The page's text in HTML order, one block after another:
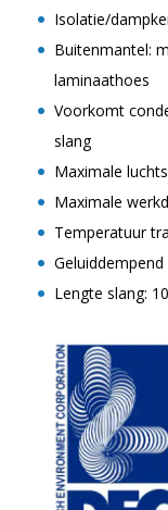
Isolatie/
Buitenmantel:
laminaathoes
Voorkomt
slang
Maximale
Maximale
Temperatuur
Geluiddempend
Lengte slang: